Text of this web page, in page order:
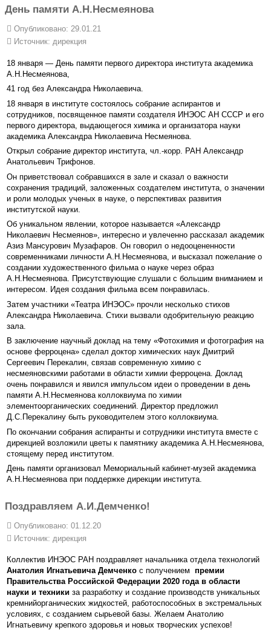
День памяти А.Н.Несмеянова
Опубликовано: 29.01.21
Источник: дирекция
18 января — День памяти первого директора института академика
А.Н.Несмеянова,
41 год без Александра Николаевича.
18 января в институте состоялось собрание аспирантов и
сотрудников, посвященное памяти создателя ИНЭОС АН СССР и его
первого директора, выдающегося химика и организатора науки
академика Александра Николаевича Несмеянова.
Открыл собрание директор института, чл.-корр. РАН Александр
Анатольевич Трифонов.
Он приветствовал собравшихся в зале и сказал о важности
сохранения традиций, заложенных создателем института, о значении
и роли молодых ученых в науке, о перспективах развития
институтской науки.
Об уникальном явлении, которое называется «Александр
Николаевич Несмеянов», интересно и увлеченно рассказал академик
Азиз Мансурович Музафаров. Он говорил о недооцененности
современниками личности А.Н.Несмеянова, и высказал пожелание о
создании художественного фильма о науке через образ
А.Н.Несмеянова. Присутствующие слушали с большим вниманием и
интересом. Идея создания фильма всем понравилась.
Затем участники «Театра ИНЭОС» прочли несколько стихов
Александра Николаевича. Стихи вызвали одобрительную реакцию
зала.
В заключение научный доклад на тему «Фотохимия и фотография на
основе ферроцена» сделал доктор химических наук Дмитрий
Сергеевич Перекалин, связав современную химию с
несмеяновскими работами в области химии ферроцена. Доклад
очень понравился и явился импульсом идеи о проведении в день
памяти А.Н.Несмеянова коллоквиума по химии
элементоорганических соединений. Директор предложил
Д.С.Перекалину быть руководителем этого коллоквиума.
По окончании собрания аспиранты и сотрудники института вместе с
дирекцией возложили цветы к памятнику академика А.Н.Несмеянова,
стоящему перед институтом.
День памяти организовал Мемориальный кабинет-музей академика
А.Н.Несмеянова при поддержке дирекции института.
Поздравляем А.И.Демченко!
Опубликовано: 01.12.20
Источник: дирекция
Коллектив ИНЭОС РАН поздравляет начальника отдела технологий
Анатолия Игнатьевича Демченко с получением премии
Правительства Российской Федерации 2020 года в области
науки и техники за разработку и создание производств уникальных
кремнийорганических жидкостей, работоспособных в экстремальных
условиях, с созданием сырьевой базы. Желаем Анатолию
Игнатьевичу крепкого здоровья и новых творческих успехов!